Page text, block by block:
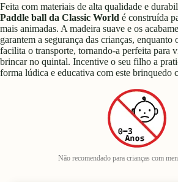
Feita com materiais de alta qualidade e
Paddle ball da Classic World é construída
mais animadas. A madeira suave e os
garantem a segurança das crianças,
facilita o transporte, tornando-a perfeita para
brincar no quintal. Incentive o seu filho a
forma lúdica e educativa com este brinquedo
Não recomendado para crianças com